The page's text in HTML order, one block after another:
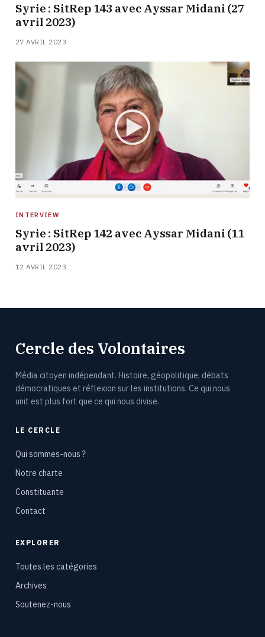
Syrie : SitRep 143 avec Ayssar Midani (27
avril 2023)
27 AVRIL 2023
INTERVIEW
Syrie : SitRep 142 avec Ayssar Midani (11
avril 2023)
12 AVRIL 2023
Cercle des Volontaires
Média citoyen indépendant. Histoire, géopolitique, débats
démocratiques et réflexion sur les institutions. Ce qui nous
unit est plus fort que ce qui nous divise.
LE CERCLE
Qui sommes-nous ?
Notre charte
Constituante
Contact
EXPLORER
Toutes les catégories
Archives
Soutenez-nous